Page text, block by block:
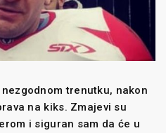
trenutku, nakon
na kiks. Zmajevi su
i siguran sam da će u